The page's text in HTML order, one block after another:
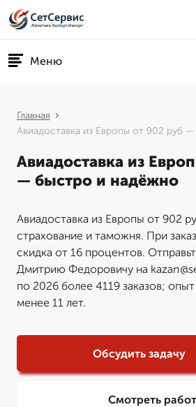
Меню
Главная
Авиадоставка из Европы от 902 руб
Авиадоставка из
— быстро и надёжно
Авиадоставка из Европы от 902
страхование и таможня. При
скидка от 16 процентов.
Дмитрию Федоровичу на
по 2026 более 4119 заказов;
менее 11 лет.
Обсудить задачу
Смотреть